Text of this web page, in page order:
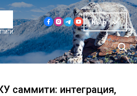
Кыр
саммити: интеграция,